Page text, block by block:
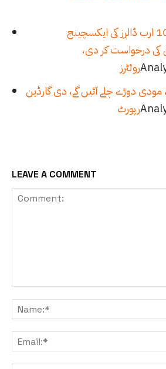
پاکستان نے امریکا سے 10 ارب ڈالرز کی ایکسچینج
کی درخواست کر دی،
روئٹرز
مودی دوڑے چلے آئیں گے، دی گارڈین
رپورٹ
LEAVE A COMMENT